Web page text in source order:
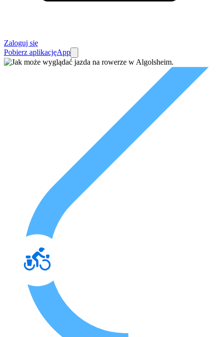
Zaloguj się
Pobierz aplikacjęApp